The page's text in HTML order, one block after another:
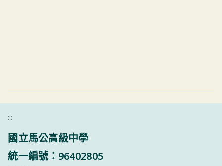
:::
國立馬公高級中學
統一編號：96402805